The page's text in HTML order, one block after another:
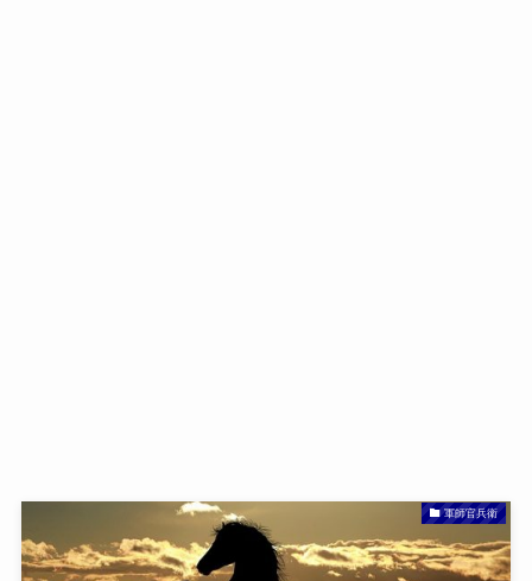
軍師官兵衛